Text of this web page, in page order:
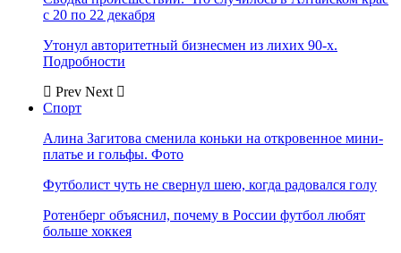
с 20 по 22 декабря
Утонул авторитетный бизнесмен из лихих 90-х.
Подробности
Prev Next
Спорт
Алина Загитова сменила коньки на откровенное мини-
платье и гольфы. Фото
Футболист чуть не свернул шею, когда радовался голу
Ротенберг объяснил, почему в России футбол любят
больше хоккея